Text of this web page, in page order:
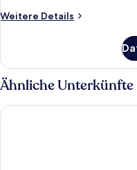
Weitere Details
Weitere
Doppelzimmer,
1 King-
Bett
Ähnliche Unterkünfte
Hotel Ahornhof